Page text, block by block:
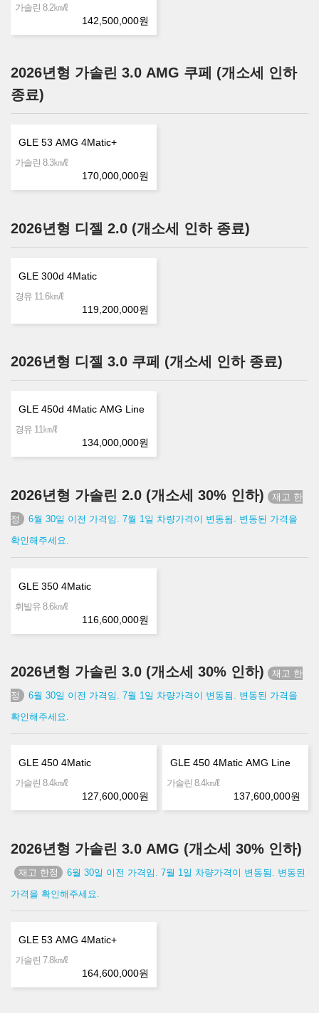
가솔린 8.2㎞/ℓ
142,500,000원
2026년형 가솔린 3.0 AMG 쿠페 (개소세 인하
종료)
GLE 53 AMG 4Matic+
가솔린 8.3㎞/ℓ
170,000,000원
2026년형 디젤 2.0 (개소세 인하 종료)
GLE 300d 4Matic
경유 11.6㎞/ℓ
119,200,000원
2026년형 디젤 3.0 쿠페 (개소세 인하 종료)
GLE 450d 4Matic AMG Line
경유 11㎞/ℓ
134,000,000원
2026년형 가솔린 2.0 (개소세 30% 인하)
6월 30일 이전 가격임. 7월 1일 차량가격이 변동됨. 변동된 가격을
확인해주세요.
GLE 350 4Matic
휘발유 8.6㎞/ℓ
116,600,000원
2026년형 가솔린 3.0 (개소세 30% 인하)
6월 30일 이전 가격임. 7월 1일 차량가격이 변동됨. 변동된 가격을
확인해주세요.
GLE 450 4Matic
가솔린 8.4㎞/ℓ
127,600,000원
GLE 450 4Matic AMG Line
가솔린 8.4㎞/ℓ
137,600,000원
2026년형 가솔린 3.0 AMG (개소세 30% 인하)
6월 30일 이전 가격임. 7월 1일 차량가격이 변동됨. 변동된
가격을 확인해주세요.
GLE 53 AMG 4Matic+
가솔린 7.8㎞/ℓ
164,600,000원